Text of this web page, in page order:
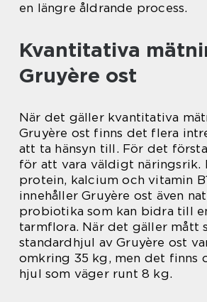
en längre åldrande process.
Kvantitativa
Gruyère ost
När det gäller kvantitativa
Gruyère ost finns det flera
att ta hänsyn till. För det
för att vara väldigt näringsrik.
protein, kalcium och vitamin
innehåller Gruyère ost även
probiotika som kan bidra till
tarmflora. När det gäller mått
standardhjul av Gruyère ost
omkring 35 kg, men det finns
hjul som väger runt 8 kg.